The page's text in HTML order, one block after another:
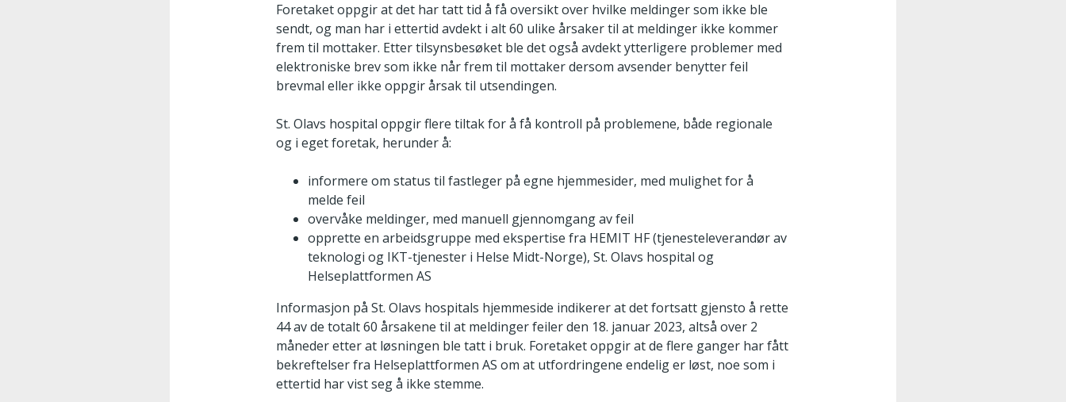
Foretaket oppgir at det har tatt tid å få oversikt over hvilke meldinger som ikke ble
sendt, og man har i ettertid avdekt i alt 60 ulike årsaker til at meldinger ikke kommer
frem til mottaker. Etter tilsynsbesøket ble det også avdekt ytterligere problemer med
elektroniske brev som ikke når frem til mottaker dersom avsender benytter feil
brevmal eller ikke oppgir årsak til utsendingen.
St. Olavs hospital oppgir flere tiltak for å få kontroll på problemene, både regionale
og i eget foretak, herunder å:
informere om status til fastleger på egne hjemmesider, med mulighet for å
melde feil
overvåke meldinger, med manuell gjennomgang av feil
opprette en arbeidsgruppe med ekspertise fra HEMIT HF (tjenesteleverandør av
teknologi og IKT-tjenester i Helse Midt-Norge), St. Olavs hospital og
Helseplattformen AS
Informasjon på St. Olavs hospitals hjemmeside indikerer at det fortsatt gjensto å rette
44 av de totalt 60 årsakene til at meldinger feiler den 18. januar 2023, altså over 2
måneder etter at løsningen ble tatt i bruk. Foretaket oppgir at de flere ganger har fått
bekreftelser fra Helseplattformen AS om at utfordringene endelig er løst, noe som i
ettertid har vist seg å ikke stemme.